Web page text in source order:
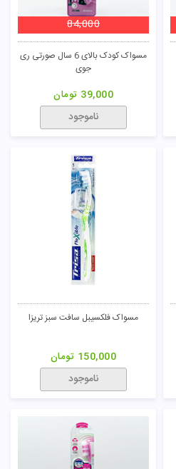
مسواک کودک بالای 6 سال صورتی ری
جوی
84,000
39,000 تومان
ناموجود
مسواک فلکسیبل سافت سبز تریزا
150,000 تومان
ناموجود